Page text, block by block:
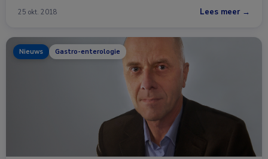
25 okt. 2018 Lees meer →
Nieuws Gastro-enterologie